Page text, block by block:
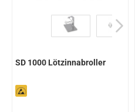
SD 1000 Lötzinnabroller